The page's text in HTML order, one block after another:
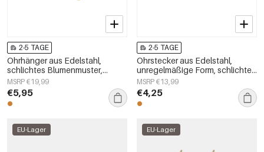
2-5 TAGE
Ohrhänger aus Edelstahl,
schlichtes Blumenmuster,
schlichte Alltags-Serie,
Damenschmuck
MSRP €19,99
€5,95
2-5 TAGE
Ohrstecker aus Edelstahl,
unregelmäßige Form, schlichte
Alltags-Serie, Damenschmuck
MSRP €13,99
€4,25
EU-Lager EU-Lager